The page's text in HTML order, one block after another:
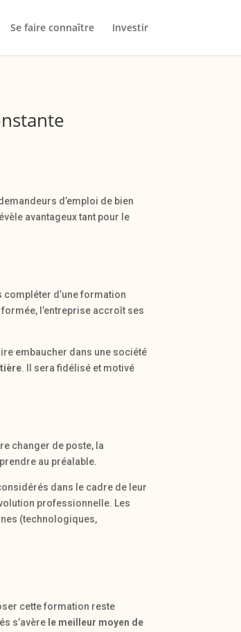
Se faire connaître Investir
d’emploi de bien
avantageux tant pour le
compléter d’une formation
l’entreprise accroît ses
embaucher dans une société
. Il sera fidélisé et motivé
changer de poste, la
au préalable.
dans le cadre de leur
professionnelle. Les
(technologiques,
cette formation reste
s’avère le meilleur moyen de